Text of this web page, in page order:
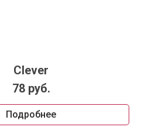
Clever
78 руб.
Подробнее